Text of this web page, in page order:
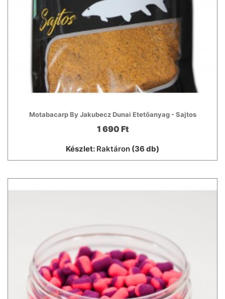
Motabacarp By Jakubecz Dunai Etetőanyag - Sajtos
1 690 Ft
Készlet: Raktáron (36 db)